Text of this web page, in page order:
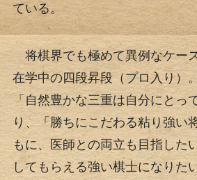
ている。
将棋界でも極めて異例なケー
在学中の四段昇段（プロ入り）
「自然豊かな三重は自分にとっ
り、「勝ちにこだわる粘り強い
もに、医師との両立も目指した
してもらえる強い棋士になりた